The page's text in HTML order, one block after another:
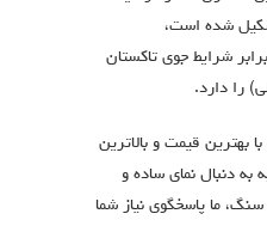
شده است،
شرایط جوی تاکستان
را دارد.
بهترین قیمت و بالاترین
دنبال نمای ساده و
ما پاسخگوی نیاز شما